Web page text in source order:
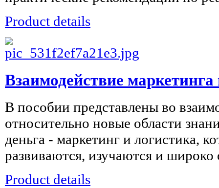
Product details
Взаимодействие
В пособии представлены во
относительно новые области
деньга - маркетинг и логистика,
развиваются, изучаются и
Product details